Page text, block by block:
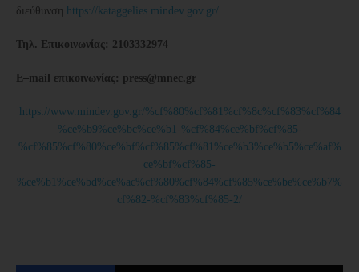
διεύθυνση https://kataggelies.mindev.gov.gr/
Τηλ. Επικοινωνίας: 2103332974
E–mail επικοινωνίας: press@mnec . gr
https://www.mindev.gov.gr/%cf%80%cf%81%cf%8c%cf%83%cf%84
%ce%b9%ce%bc%ce%b1-%cf%84%ce%bf%cf%85-
%cf%85%cf%80%ce%bf%cf%85%cf%81%ce%b3%ce%b5%ce%af%
ce%bf%cf%85-
%ce%b1%ce%bd%ce%ac%cf%80%cf%84%cf%85%ce%be%ce%b7%
cf%82-%cf%83%cf%85-2/